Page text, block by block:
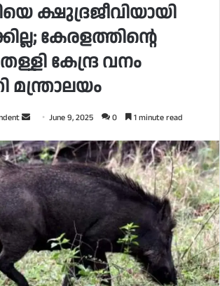
ക്ഷുദ്രജീവിയായി
കേരളത്തിന്റെ
കേന്ദ്ര വനം
മന്ത്രാലയം
Send
email
June 9, 2025 0 1 minute read